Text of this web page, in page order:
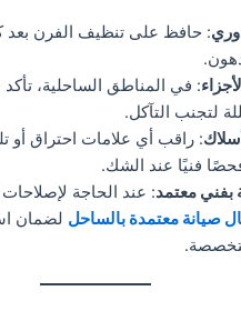
: حافظ على تنظيف الفرن بعد
: في المناطق الساحلية،
لتجنب التآكل.
: راقب أي علامات احتراق أو
فنيًا عند الشك.
بفني معتمد: عند الحاجة
صيانة معتمدة بالساحل لضمان